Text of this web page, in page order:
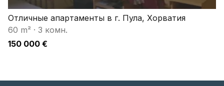
Отличные апартаменты в г. Пула, Хорватия
60 m² · 3 комн.
150 000 €